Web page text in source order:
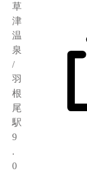
草
津
温
泉
/
羽
根
尾
駅
9
.
0